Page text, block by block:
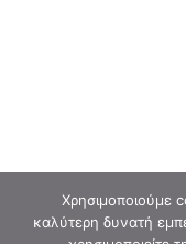
Χρησιμοποιούμε
καλύτερη δυνατή